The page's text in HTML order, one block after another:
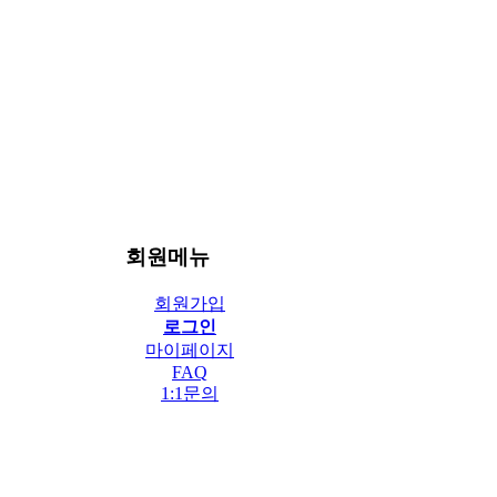
회원메뉴
회원가입
로그인
마이페이지
FAQ
1:1문의